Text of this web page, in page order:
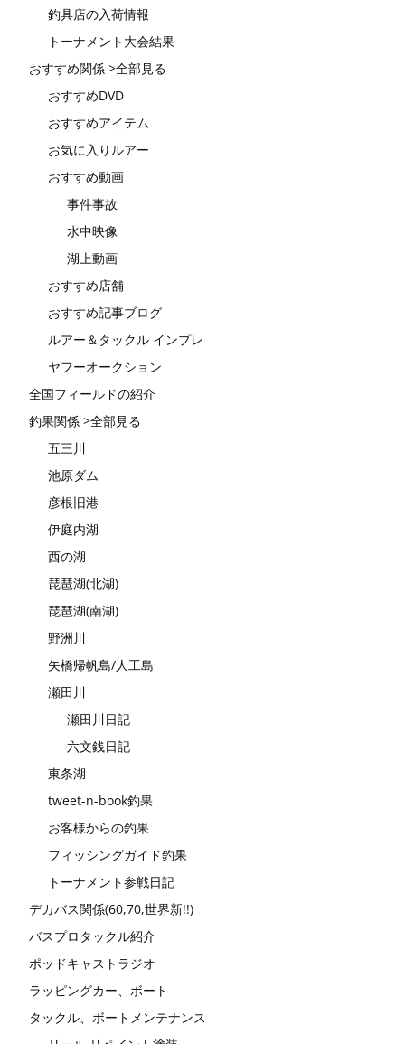
釣具店の入荷情報
トーナメント大会結果
おすすめ関係 >全部見る
おすすめDVD
おすすめアイテム
お気に入りルアー
おすすめ動画
事件事故
水中映像
湖上動画
おすすめ店舗
おすすめ記事ブログ
ルアー＆タックル インプレ
ヤフーオークション
全国フィールドの紹介
釣果関係 >全部見る
五三川
池原ダム
彦根旧港
伊庭内湖
西の湖
琵琶湖(北湖)
琵琶湖(南湖)
野洲川
矢橋帰帆島/人工島
瀬田川
瀬田川日記
六文銭日記
東条湖
tweet-n-book釣果
お客様からの釣果
フィッシングガイド釣果
トーナメント参戦日記
デカバス関係(60,70,世界新!!)
バスプロタックル紹介
ポッドキャストラジオ
ラッピングカー、ボート
タックル、ボートメンテナンス